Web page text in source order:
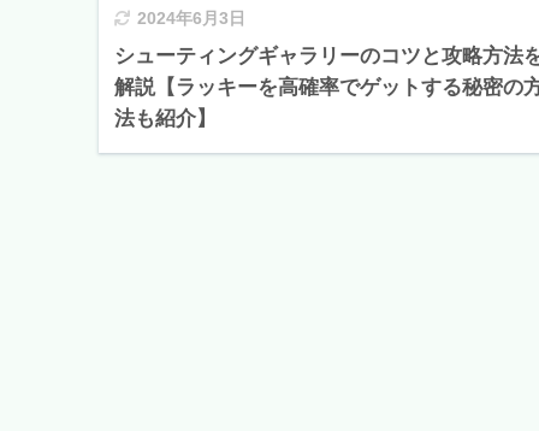
2024年6月3日
シューティングギャラリーのコツと攻略方法
解説【ラッキーを高確率でゲットする秘密の
法も紹介】